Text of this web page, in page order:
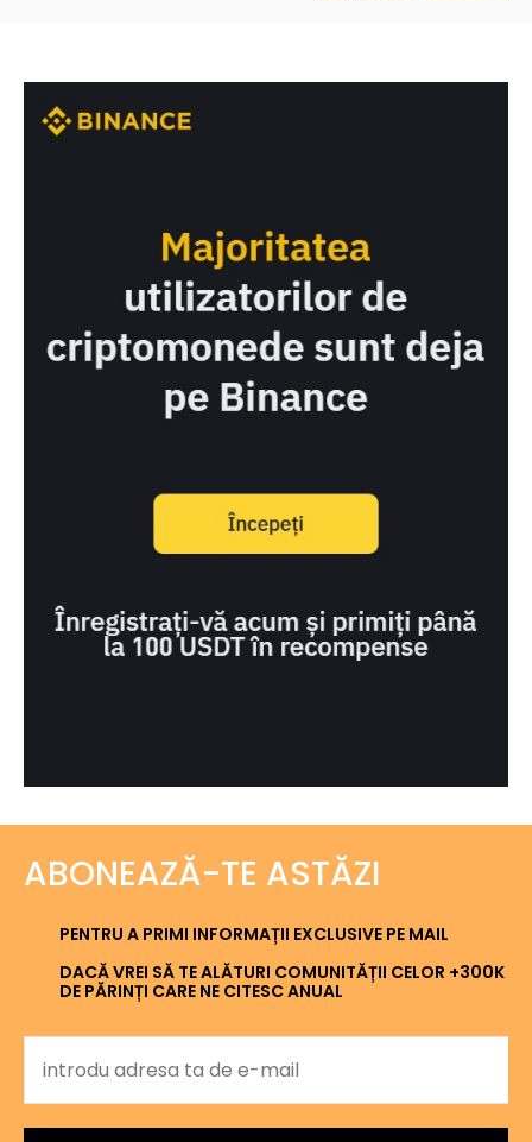
ABONEAZĂ-TE ASTĂZI
PENTRU A PRIMI INFORMAȚII EXCLUSIVE PE MAIL
DACĂ VREI SĂ TE ALĂTURI COMUNITĂȚII CELOR +300K
DE PĂRINȚI CARE NE CITESC ANUAL